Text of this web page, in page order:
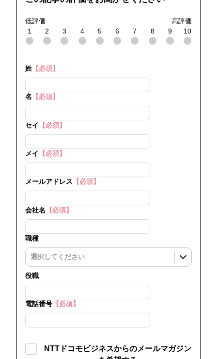
低評価
高評価
1
2 3 4 5 6 7 8 9 10
姓【必須】
名 【必須】
セイ 【必須】
メイ 【必須】
メールアドレス 【必須】
会社名 【必須】
職種
役職
電話番号【必須】
NTTドコモビジネスからのメールマガジン